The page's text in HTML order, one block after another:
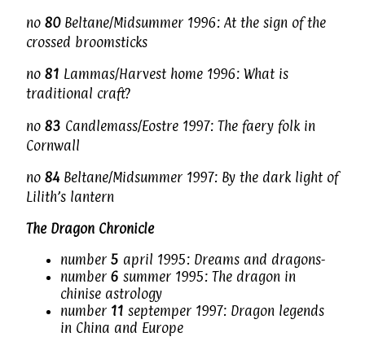
no 80Beltane/Midsummer 1996: At the sign of the
crossed broomsticks
no 81 Lammas/Harvest home 1996: What is
traditional craft?
no 83 Candlemass/Eostre 1997: The faery folk in
Cornwall
no 84 Beltane/Midsummer 1997: By the dark light of
Lilith’s lantern
The Dragon Chronicle
number 5 april 1995: Dreams and dragons-
number 6 summer 1995: The dragon in
chinise astrology
number 11 septemper 1997: Dragon legends
in China and Europe